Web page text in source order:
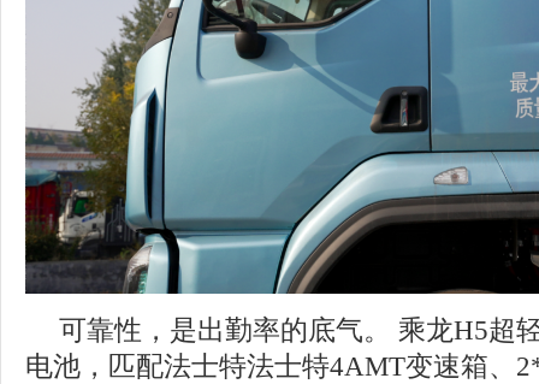
可靠性，是出勤率的底气。 乘龙H5超
电池，匹配法士特法士特4AMT变速箱、